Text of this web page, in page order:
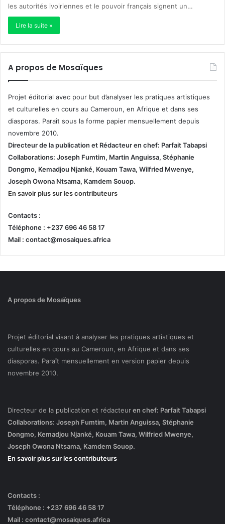
les autorités ivoiriennes et le pouvoir français signent un…
Lire la suite »
A propos de Mosaïques
Projet éditorial avec pour but d’analyser les pratiques artistiques
et culturelles en cours au Cameroun, en Afrique et dans ses
diasporas. Paraît sous la forme papier mensuellement depuis
novembre 2010.
Directeur de la publication et Rédacteur en chef: Parfait Tabapsi
Collaborations: Joseph Fumtim, Martin Anguissa, Stéphanie
Dongmo, Kemadjou Njanké, Kouam Tawa, Wilfried Mwenye,
Joseph Owona Ntsama, Kamdem Souop.
En savoir plus sur les contributeurs
Contacts :
Téléphone : +237 696 46 58 17
Mail : contact@mosaiques.africa
A propos de Mosaïques
Projet éditorial visant à analyser les pratiques artistiques et
culturelles en cours au Cameroun, en Afrique et dans ses
diasporas. Paraît mensuellement en version papier depuis
novembre 2010.
Directeur de la publication et rédacteuren chef: Parfait Tabapsi
Collaborations: Joseph Fumtim, Martin Anguissa, Stéphanie
Dongmo, Kemadjou Njanké, Kouam Tawa, Wilfried Mwenye,
Joseph Owona Ntsama, Kamdem Souop.
En savoir plus sur les contributeurs
Contacts :
Téléphone : +237 696 46 58 17
Mail : contact@mosaiques.africa